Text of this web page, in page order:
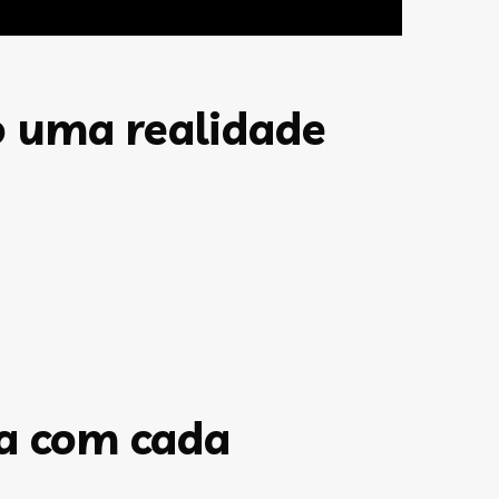
uma realidade
com cada